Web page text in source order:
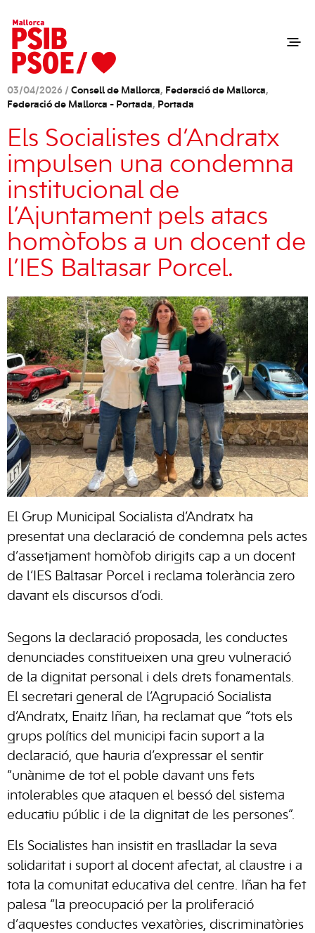
03/04/2026 / Consell de Mallorca, Federació de Mallorca,
Federació de Mallorca - Portada, Portada
Els Socialistes d’Andratx
impulsen una condemna
institucional de
l’Ajuntament pels atacs
homòfobs a un docent de
l’IES Baltasar Porcel.
El Grup Municipal Socialista d’Andratx ha
presentat una declaració de condemna pels actes
d’assetjament homòfob dirigits cap a un docent
de l’IES Baltasar Porcel i reclama tolerància zero
davant els discursos d’odi.
Segons la declaració proposada, les conductes
denunciades constitueixen una greu vulneració
de la dignitat personal i dels drets fonamentals.
El secretari general de l’Agrupació Socialista
d’Andratx, Enaitz Iñan, ha reclamat que “tots els
grups polítics del municipi facin suport a la
declaració, que hauria d’expressar el sentir
“unànime de tot el poble davant uns fets
intolerables que ataquen el bessó del sistema
educatiu públic i de la dignitat de les persones”.
Els Socialistes han insistit en traslladar la seva
solidaritat i suport al docent afectat, al claustre i a
tota la comunitat educativa del centre. Iñan ha fet
palesa “la preocupació per la proliferació
d’aquestes conductes vexatòries, discriminatòries